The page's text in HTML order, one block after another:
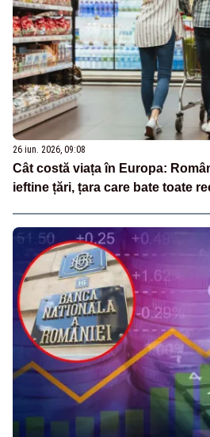
26 iun. 2026, 09:08
Cât costă viața în Europa:
ieftine țări, țara care bate toate